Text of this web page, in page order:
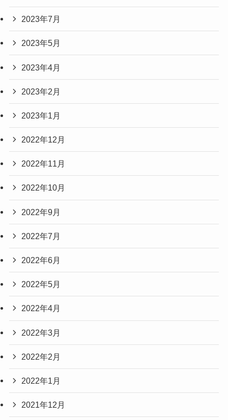
2023年7月
2023年5月
2023年4月
2023年2月
2023年1月
2022年12月
2022年11月
2022年10月
2022年9月
2022年7月
2022年6月
2022年5月
2022年4月
2022年3月
2022年2月
2022年1月
2021年12月